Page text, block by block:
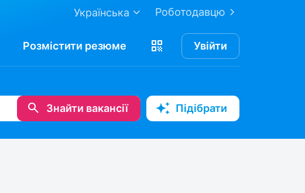
Роботодавцю
Українська
Розмістити резюме Увійти
Знайти вакансії Підібрати